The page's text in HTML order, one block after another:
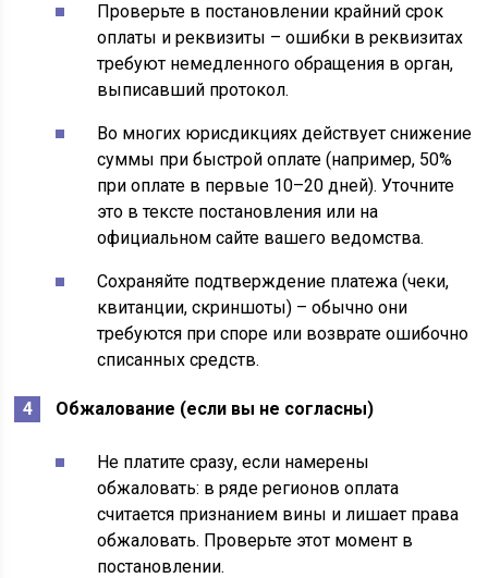
Проверьте в постановлении крайний срок
оплаты и реквизиты – ошибки в реквизитах
требуют немедленного обращения в орган,
выписавший протокол.
Во многих юрисдикциях действует снижение
суммы при быстрой оплате (например, 50%
при оплате в первые 10–20 дней). Уточните
это в тексте постановления или на
официальном сайте вашего ведомства.
Сохраняйте подтверждение платежа (чеки,
квитанции, скриншоты) – обычно они
требуются при споре или возврате ошибочно
списанных средств.
Обжалование (если вы не согласны)
Не платите сразу, если намерены
обжаловать: в ряде регионов оплата
считается признанием вины и лишает права
обжаловать. Проверьте этот момент в
постановлении.